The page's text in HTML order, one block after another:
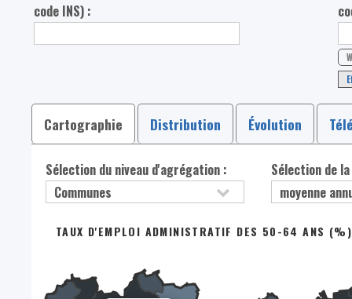
code INS) :
Cartographie Distribution Évolution
Sélection du niveau d'agrégation : Sélection de
TAUX D'EMPLOI ADMINISTRATIF DES 50-64 ANS